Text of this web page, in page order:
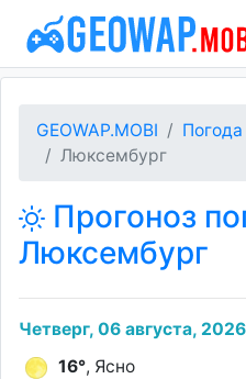
GEOWAP.MOBI Погода
Люксембург
Прогоноз
Люксембург
Четверг, 06 августа,
16°, Ясно